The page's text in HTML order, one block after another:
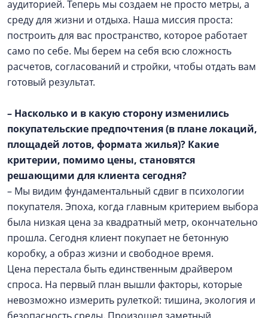
аудиторией. Теперь мы создаем не просто метры, а
среду для жизни и отдыха. Наша миссия проста:
построить для вас пространство, которое работает
само по себе. Мы берем на себя всю сложность
расчетов, согласований и стройки, чтобы отдать вам
готовый результат.
– Насколько и в какую сторону изменились
покупательские предпочтения (в плане локаций,
площадей лотов, формата жилья)? Какие
критерии, помимо цены, становятся
решающими для клиента сегодня?
– Мы видим фундаментальный сдвиг в психологии
покупателя. Эпоха, когда главным критерием выбора
была низкая цена за квадратный метр, окончательно
прошла. Сегодня клиент покупает не бетонную
коробку, а образ жизни и свободное время.
Цена перестала быть единственным драйвером
спроса. На первый план вышли факторы, которые
невозможно измерить рулеткой: тишина, экология и
безопасность среды. Произошел заметный